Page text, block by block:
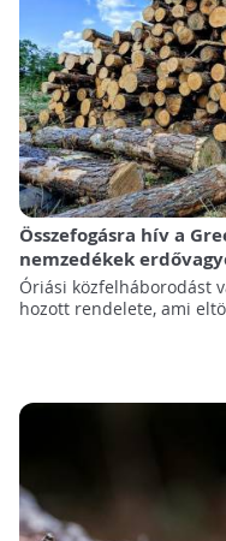
Összefogásra hív a
nemzedékek
Óriási közfelháborodást
hozott rendelete, ami